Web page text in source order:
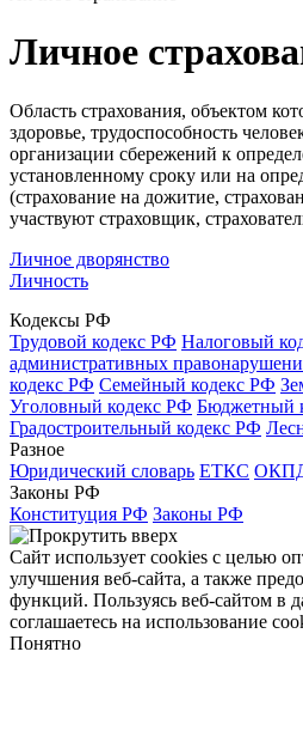
Личное
Область страхования, объектом
здоровье, трудоспособность
организации сбережений к
установленному сроку или на
(страхование на дожитие,
участвуют страховщик,
Личное дворянство
Личность
Кодексы РФ
Трудовой кодекс РФ Налоговый
административных
кодекс РФ Семейный кодекс РФ
Уголовный кодекс РФ Бюджетный
Градостроительный кодекс РФ
Разное
Юридический словарь ЕТКС
Законы РФ
Конституция РФ Законы РФ
Сайт использует cookies с целью
улучшения веб-сайта, а также
функций. Пользуясь веб-сайтом в
соглашаетесь на использование
Понятно